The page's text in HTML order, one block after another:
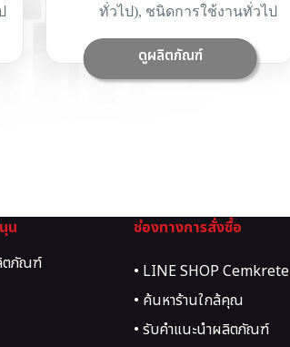
ทั่วไป), ชนิดการใช้งานทั่วไป
ดูผลิตภัณฑ์
น
ตภัณฑ์
ช่องทางการสั่งซื้อ
• LINE SHOP Cemkrete
• ค้นหาร้านใกล้คุณ
• รับคำแนะนำผลิตภัณฑ์